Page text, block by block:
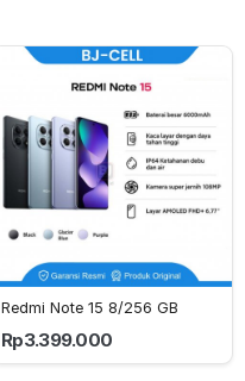
Redmi Note 15 8/256 GB
Rp3.399.000